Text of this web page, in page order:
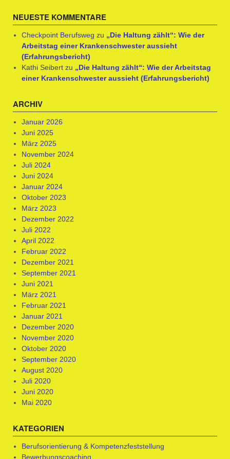
NEUESTE KOMMENTARE
Checkpoint Berufsweg zu „Die Haltung zählt“: Wie der
Arbeitstag einer Krankenschwester aussieht
(Erfahrungsbericht)
Kathi Seibertzu „Die Haltung zählt“: Wie der Arbeitstag
einer Krankenschwester aussieht (Erfahrungsbericht)
ARCHIV
Januar 2026
Juni 2025
März 2025
November 2024
Juli 2024
Juni 2024
Januar 2024
Oktober 2023
März 2023
Dezember 2022
Juli 2022
April 2022
Februar 2022
Dezember 2021
September 2021
Juni 2021
März 2021
Februar 2021
Januar 2021
Dezember 2020
November 2020
Oktober 2020
September 2020
August 2020
Juli 2020
Juni 2020
Mai 2020
KATEGORIEN
Berufsorientierung & Kompetenzfeststellung
Bewerbungscoaching